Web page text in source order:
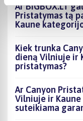
Ar BIGBOX.LT
Pristatymas tą
Kaune
Kiek trunka
dieną Vilniuje ir
pristatymas?
Ar Canyon
Vilniuje ir
suteikiama